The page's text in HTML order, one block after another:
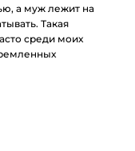
а муж лежит на
Такая
среди моих